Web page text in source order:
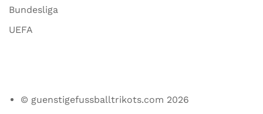
Bundesliga
UEFA
© guenstigefussballtrikots.com 2026